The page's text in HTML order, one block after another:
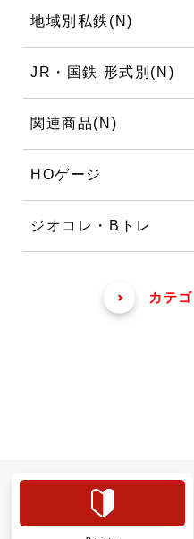
地域別私鉄(N)
JR・国鉄 形式別(N)
関連商品(N)
HOゲージ
ジオコレ・Bトレ
カテ